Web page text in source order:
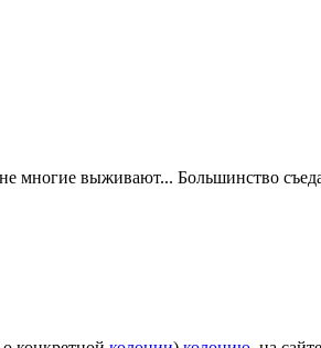
многие выживают... Большинство